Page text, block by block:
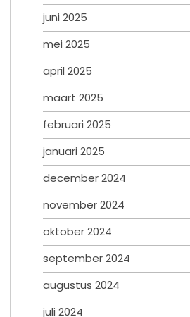
juni 2025
mei 2025
april 2025
maart 2025
februari 2025
januari 2025
december 2024
november 2024
oktober 2024
september 2024
augustus 2024
juli 2024